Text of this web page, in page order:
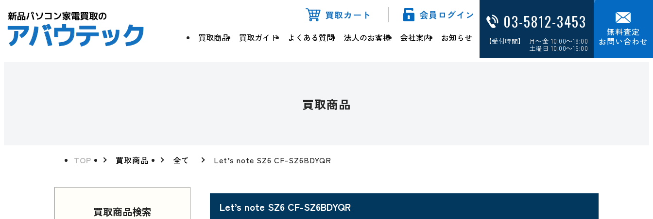
買取カート 会員ログイン
買取商品 買取ガイド よくある質問 法人のお客様 会社案内 お知らせ
03-5812-3453
【受付時間】 月～金 10:00～18:00
土曜日 10:00～16:00
無料査定
お問い合わせ
買取商品
TOP 買取商品 全て Let’s note SZ6 CF-SZ6BDYQR
買取商品検索 Let’s note SZ6 CF-SZ6BDYQR